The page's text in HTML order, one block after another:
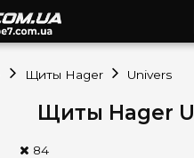
Щиты Hager
84
Щиты Hager Univers